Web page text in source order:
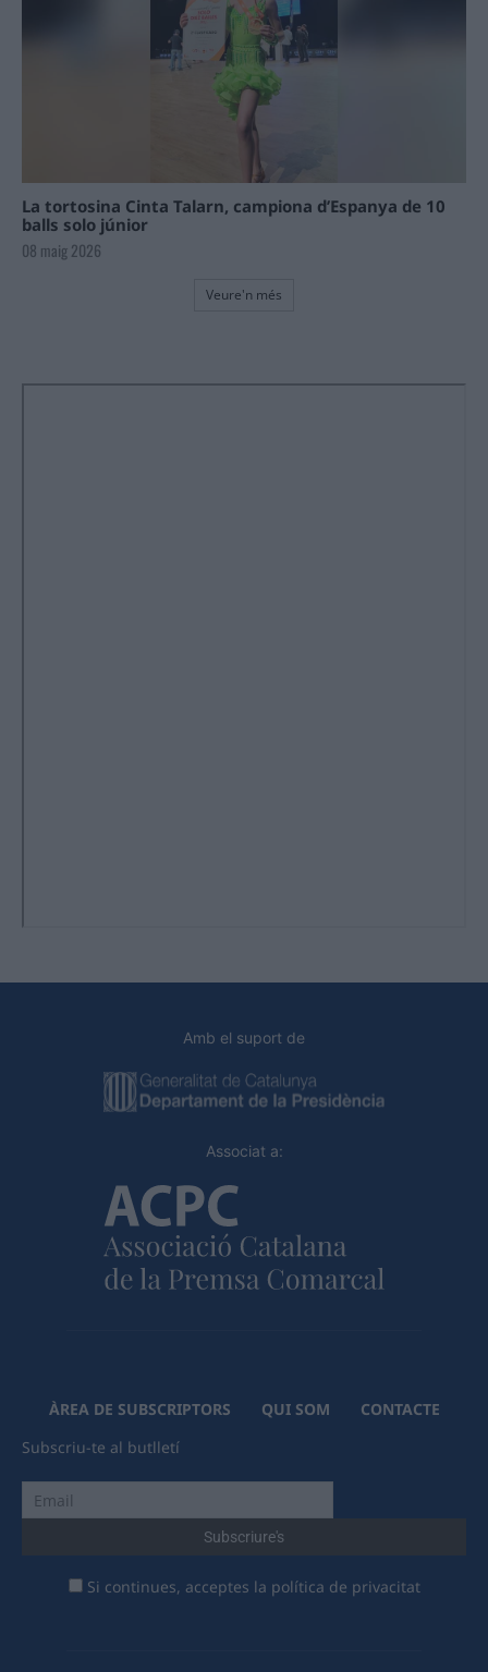
La tortosina Cinta Talarn, campiona d’Espanya de 10
balls solo júnior
08 maig 2026
Veure'n més
Amb el suport de
Associat a:
ÀREA DE SUBSCRIPTORS QUI SOM
CONTACTE
Subscriu-te al butlletí
Si continues, acceptes la política de privacitat